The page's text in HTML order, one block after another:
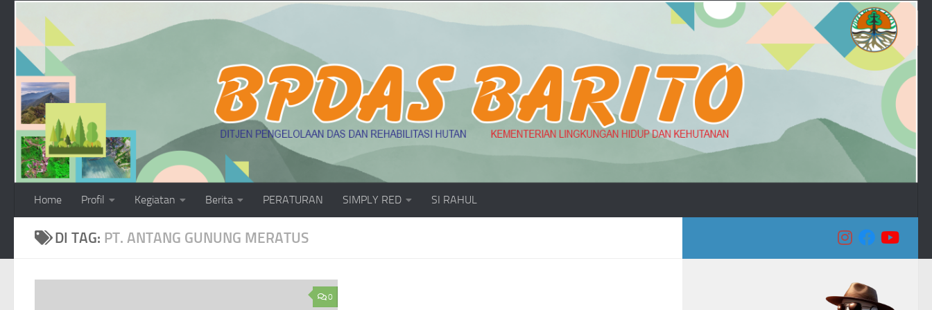
Skip to content
Home Profil Kegiatan Berita PERATURAN SIMPLY RED SI RAHUL
DI TAG: PT. ANTANG GUNUNG MERATUS
0